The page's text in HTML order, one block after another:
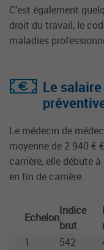
C’est également
droit du travail, le
maladies
Le
Le médecin de
moyenne de 2 940 €
carrière, elle débute
en fin de carrière.
Echelon
Indice
brut
1
542